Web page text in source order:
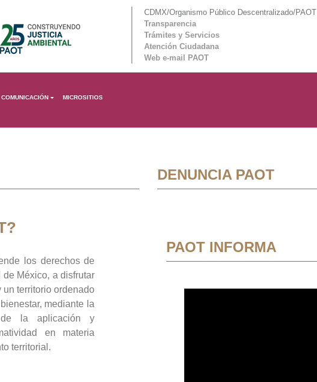
CDMX/Organismo Público Descentralizado/PAOT
Transparencia
Trámites y Servicios
Atención Ciudadana
Web e-mail PAOT
COMUNICACIÓN MICROSITIOS
los derechos de
México, a disfrutar
territorio ordenado
mediante la
la aplicación y
en materia
territorial.
DENUNCIA PAOT
PAOT INFORMA